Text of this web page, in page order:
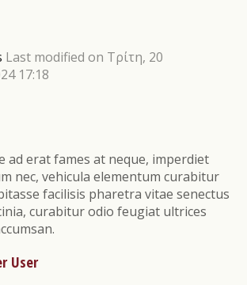
Last modified on Τρίτη, 20
17:18
ad erat fames at neque, imperdiet
nec, vehicula elementum curabitur
facilisis pharetra vitae senectus
curabitur odio feugiat ultrices
User